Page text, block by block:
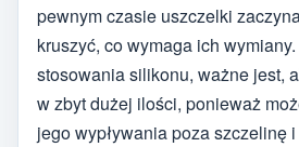
pewnym czasie uszczelki
kruszyć, co wymaga ich
stosowania silikonu, ważne jest,
w zbyt dużej ilości, ponieważ
jego wypływania poza szczelinę